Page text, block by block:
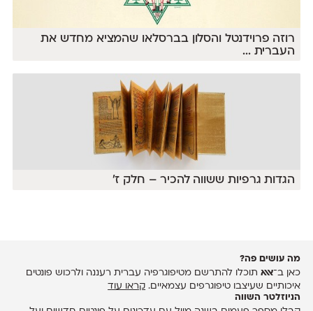
רוזה פרוידנטל והסלון בברסלאו שהמציא מחדש את
העברית ...
הגדות גרפיות ששווה להכיר – חלק ז׳
מה עושים פה?
כאן ב־אאאתוכלו להתרשם מטיפוגרפיה עברית רעננה ולרכוש פונטים
איכותיים שעיצבו טיפוגרפים עצמאיים. קראו עוד
הניוזלטר השווה